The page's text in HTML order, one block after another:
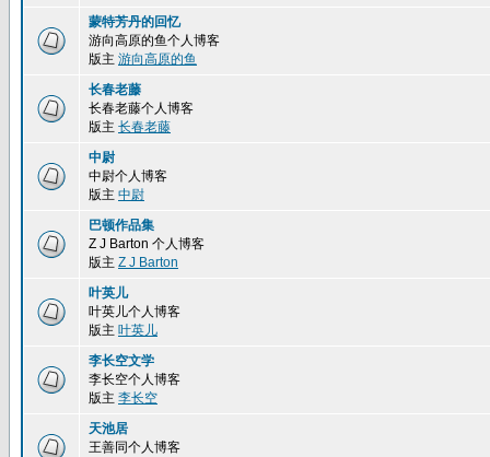
蒙特芳丹的回忆
游向高原的鱼个人博客
版主 游向高原的鱼
长春老藤
长春老藤个人博客
版主 长春老藤
中尉
中尉个人博客
版主 中尉
巴顿作品集
Z J Barton 个人博客
版主 Z J Barton
叶英儿
叶英儿个人博客
版主 叶英儿
李长空文学
李长空个人博客
版主 李长空
天池居
王善同个人博客